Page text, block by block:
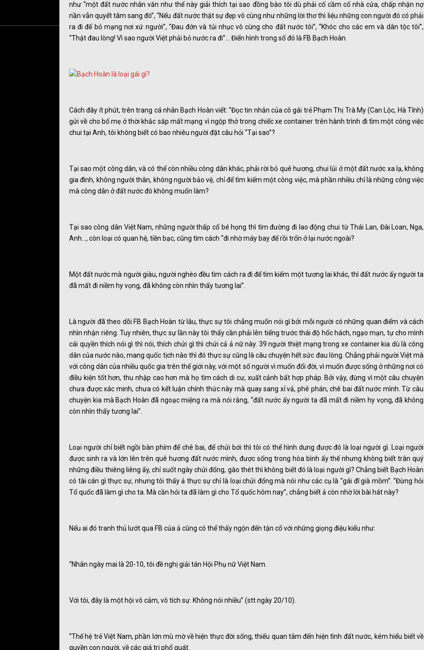
như “một đất nước nhân văn như thế này giải thích tại sao đồng bào tôi dù phải cố cầm cố nhà cửa, chấp nhận nợ
nần vẫn quyết tâm sang đó”, “Nếu đất nước thật sự đẹp vô cùng như những lời thơ thì liệu những con người đó có phải
ra đi để bỏ mạng nơi xứ người”, “Đau đớn và tủi nhục vô cùng cho đất nước tôi”, “Khóc cho các em và dân tộc tôi”,
“Thật đau lòng! Vì sao người Việt phải bỏ nước ra đi”... Điển hình trong số đó là FB Bạch Hoàn.
Cách đây ít phút, trên trang cá nhân Bạch Hoàn viết: “Đọc tin nhắn của cô gái trẻ Phạm Thị Trà My (Can Lộc, Hà Tĩnh)
gửi về cho bố mẹ ở thời khắc sắp mất mạng vì ngộp thở trong chiếc xe container trên hành trình đi tìm một công việc
chui tại Anh, tôi không biết có bao nhiêu người đặt câu hỏi “Tại sao”?
Tại sao một công dân, và có thể còn nhiều công dân khác, phải rời bỏ quê hương, chui lủi ở một đất nước xa lạ, không
gia đình, không người thân, không người bảo vệ, chỉ để tìm kiếm một công việc, mà phần nhiều chỉ là những công việc
mà công dân ở đất nước đó không muốn làm?
Tại sao công dân Việt Nam, những người thấp cổ bé họng thì tìm đường đi lao động chui từ Thái Lan, Đài Loan, Nga,
Anh..., còn loại có quan hệ, tiền bạc, cũng tìm cách “đi nhờ máy bay để rồi trốn ở lại nước ngoài?
Một đất nước mà người giàu, người nghèo đều tìm cách ra đi để tìm kiếm một tương lai khác, thì đất nước ấy người ta
đã mất đi niềm hy vọng, đã không còn nhìn thấy tương lai”.
Là người đã theo dõi FB Bạch Hoàn từ lâu, thực sự tôi chẳng muốn nói gì bởi mỗi người có những quan điểm và cách
nhìn nhận riêng. Tuy nhiên, thực sự lần này tôi thấy cần phải lên tiếng trước thái độ hốc hách, ngạo mạn, tự cho mình
cái quyền thích nói gì thì nói, thích chửi gì thì chửi cả ả nữ này. 39 người thiệt mạng trong xe container kia dù là công
dân của nước nào, mang quốc tịch nào thì đó thực sự cũng là câu chuyện hết sức đau lòng. Chẳng phải người Việt mà
với công dân của nhiều quốc gia trên thế giới này, với một số người vì muốn đổi đời, vì muốn được sống ở những nơi có
điều kiện tốt hơn, thu nhập cao hơn mà họ tìm cách di cư, xuất cảnh bất hợp pháp. Bởi vậy, đừng vì một câu chuyện
chưa được xác minh, chưa có kết luận chính thức này mà quay sang xỉ vả, phê phán, chê bai đất nước mình. Từ câu
chuyện kia mà Bạch Hoàn đã ngoạc miệng ra mà nói rằng, “đất nước ấy người ta đã mất đi niềm hy vọng, đã không
còn nhìn thấy tương lai”.
Loại người chỉ biết ngồi bàn phím để chê bai, để chửi bới thì tôi có thể hình dung được đó là loại người gì. Loại người
được sinh ra và lớn lên trên quê hương đất nước mình, được sống trong hòa bình ấy thế nhưng không biết trân quý
những điều thiêng liêng ấy, chỉ suốt ngày chửi đổng, gào thét thì không biết đó là loại người gì? Chẳng biết Bạch Hoàn
có tài cán gì thực sự, nhưng tôi thấy ả thực sự chỉ là loại chửi đổng mà nói như các cụ là “gái đĩ già mồm”. “Đừng hỏi
Tổ quốc đã làm gì cho ta. Mà cần hỏi ta đã làm gì cho Tổ quốc hôm nay”, chẳng biết ả còn nhờ lời bài hát này?
Nếu ai đó tranh thủ lướt qua FB của ả cũng có thể thấy ngộn đến tận cổ với những giọng điệu kiểu như:
“Nhân ngày mai là 20-10, tôi đề nghị giải tán Hội Phụ nữ Việt Nam.
Với tôi, đây là một hội vô cảm, vô tích sự. Không nói nhiều” (stt ngày 20/10).
“Thế hệ trẻ Việt Nam, phần lớn mù mờ về hiện thực đời sống, thiếu quan tâm đến hiện tình đất nước, kém hiểu biết về
quyền con người, về các giá trị phổ quát.